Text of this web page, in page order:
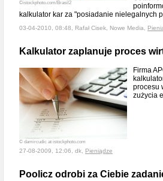
©istockphoto.com/Brasil2
kalkulator kar za "posiadanie nielegalnych
03-04-2010, 08:48, Rafał Cisek, Nowe Media,
Kalkulator zaplanuje proces
© damircudic at istockphoto.com
Firma
procesu
zużycia
27-08-2009, 12:06, dk, Pieniądze
Poolicz odrobi za Ciebie